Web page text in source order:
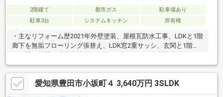
2階建て 都市ガス
駐車場あり
駐車3台
システムキッチン 所有権
・主なリフォーム歴2021年外壁塗装、屋根瓦防水工事、LDKと1階
廊下を無垢フローリング張替え、LDK窓2重サッシ、玄関と1階廊
下の壁と天井を珪藻土塗り2015年 ビルトイン食洗機付きシステ
ムキッチンへ交換、1階和室を無垢フローリングへ張替え、お風呂
交換、洗面台交換、脱衣洗面室の床クロス張替えと室内物干しユ
ニット設置、LDクロス張替え、2005年 造園工事（枯山水）、玄
関横ミニ庭園造設、車庫増築（シャッター設置）、玄関前アプロ
愛知県豊田市小坂町４ 3,640万円 3SLDK